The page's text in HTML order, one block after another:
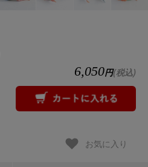
6,050円(税込)
お気に入り